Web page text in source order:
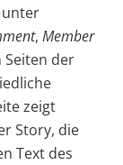
unter
, Member
Seiten der
zeigt
Story, die
Text des